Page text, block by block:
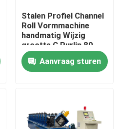
Stalen Profiel Channel
Roll Vormmachine
handmatig Wijzig
grootte C Purlin 80-
300mm Web Grootte
Aanvraag sturen